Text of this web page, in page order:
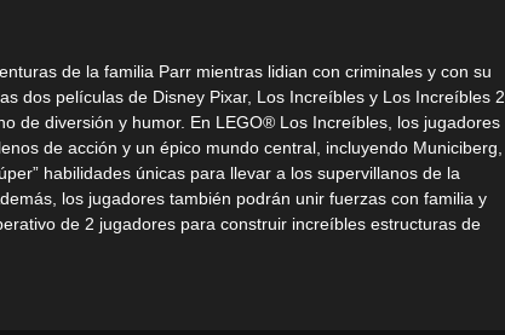
de la familia Parr mientras lidian con criminales y con su
dos películas de Disney Pixar, Los Increíbles y Los Increíbles 2,
de diversión y humor. En LEGO® Los Increíbles, los jugadores
de acción y un épico mundo central, incluyendo Municiberg,
habilidades únicas para llevar a los supervillanos de la
los jugadores también podrán unir fuerzas con familia y
de 2 jugadores para construir increíbles estructuras de